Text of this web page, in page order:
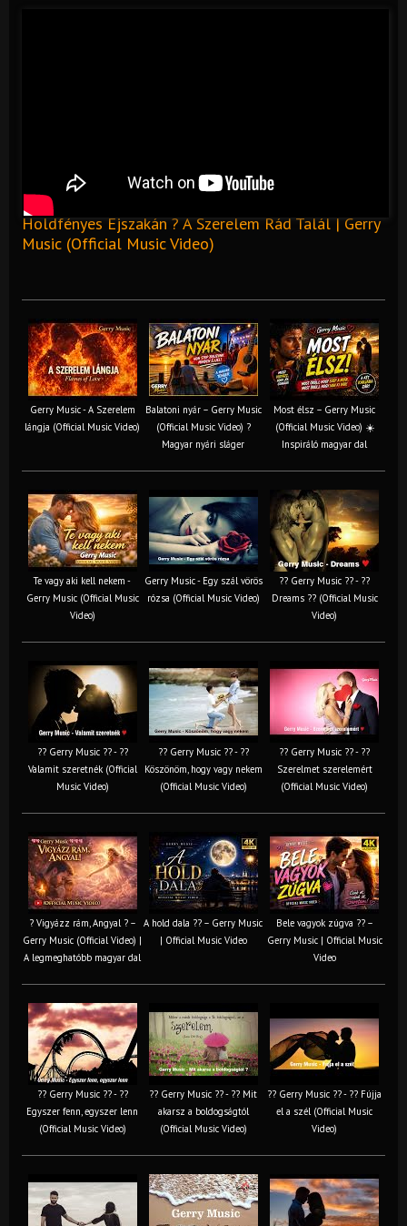
Holdfényes Éjszakán ? A Szerelem Rád Talál | Gerry
Music (Official Music Video)
Gerry Music - A Szerelem
lángja (Official Music Video)
Balatoni nyár – Gerry Music
(Official Music Video) ?
Magyar nyári sláger
Most élsz – Gerry Music
(Official Music Video) ☀️
Inspiráló magyar dal
Te vagy aki kell nekem -
Gerry Music (Official Music
Video)
Gerry Music - Egy szál vörös
rózsa (Official Music Video)
?? Gerry Music ?? - ??
Dreams ?? (Official Music
Video)
?? Gerry Music ?? - ??
Valamit szeretnék (Official
Music Video)
?? Gerry Music ?? - ??
Köszönöm, hogy vagy nekem
(Official Music Video)
?? Gerry Music ?? - ??
Szerelmet szerelemért
(Official Music Video)
? Vigyázz rám, Angyal ? –
Gerry Music (Official Video) |
A legmeghatóbb magyar dal
A hold dala ?? – Gerry Music
| Official Music Video
Bele vagyok zúgva ?? –
Gerry Music | Official Music
Video
?? Gerry Music ?? - ??
Egyszer fenn, egyszer lenn
(Official Music Video)
?? Gerry Music ?? - ?? Mit
akarsz a boldogságtól
(Official Music Video)
?? Gerry Music ?? - ?? Fújja
el a szél (Official Music
Video)